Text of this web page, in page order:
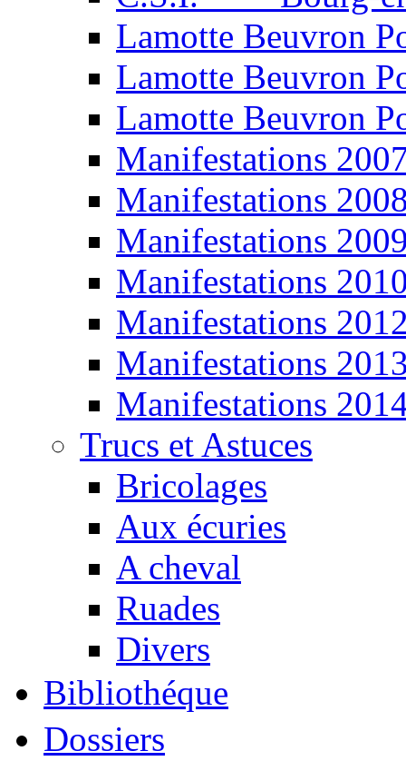
Lamotte Beuvron
Lamotte Beuvron
Lamotte Beuvron
Manifestations
Manifestations
Manifestations
Manifestations
Manifestations
Manifestations
Manifestations
Trucs et Astuces
Bricolages
Aux écuries
A cheval
Ruades
Divers
Bibliothéque
Dossiers